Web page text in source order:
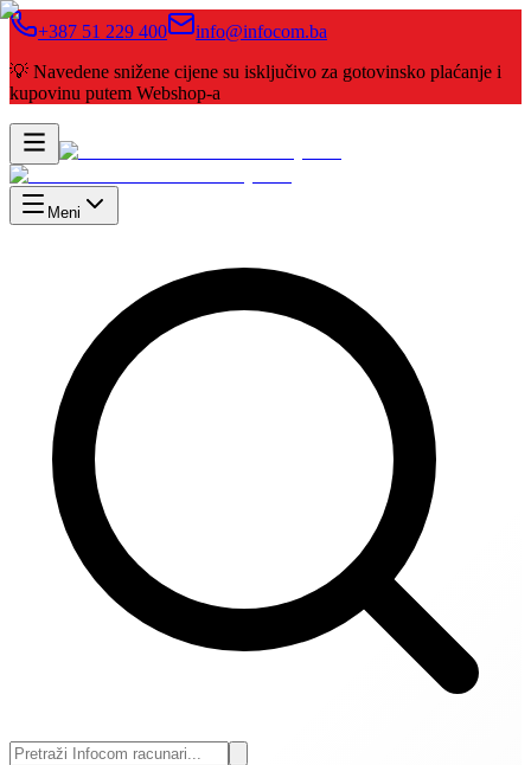
+387 51 229 400
info@infocom.ba
💡 Navedene snižene cijene su isključivo za gotovinsko plaćanje i
kupovinu putem Webshop-a
Meni